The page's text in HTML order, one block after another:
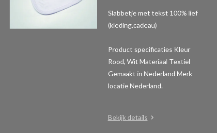
Slabbetje met tekst 100% lief
(kleding,cadeau)
Product specificaties Kleur
Rood, Wit Materiaal Textiel
Gemaakt in Nederland Merk
locatie Nederland.
Bekijk details